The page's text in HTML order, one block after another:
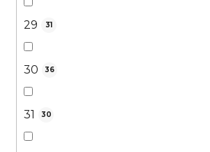
29 31
30 36
31 30